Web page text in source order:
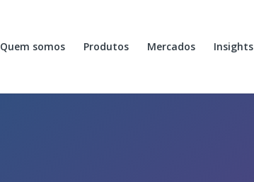
Quem somos Produtos Mercados Insights